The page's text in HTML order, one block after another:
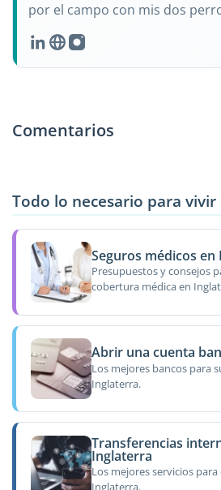
por el campo con mis dos
Comentarios
Todo lo necesario para
Seguros médicos en
Presupuestos y consejos
cobertura médica en
Abrir una cuenta
Los mejores bancos para
Inglaterra.
Transferencias
Inglaterra
Los mejores servicios
Inglaterra.